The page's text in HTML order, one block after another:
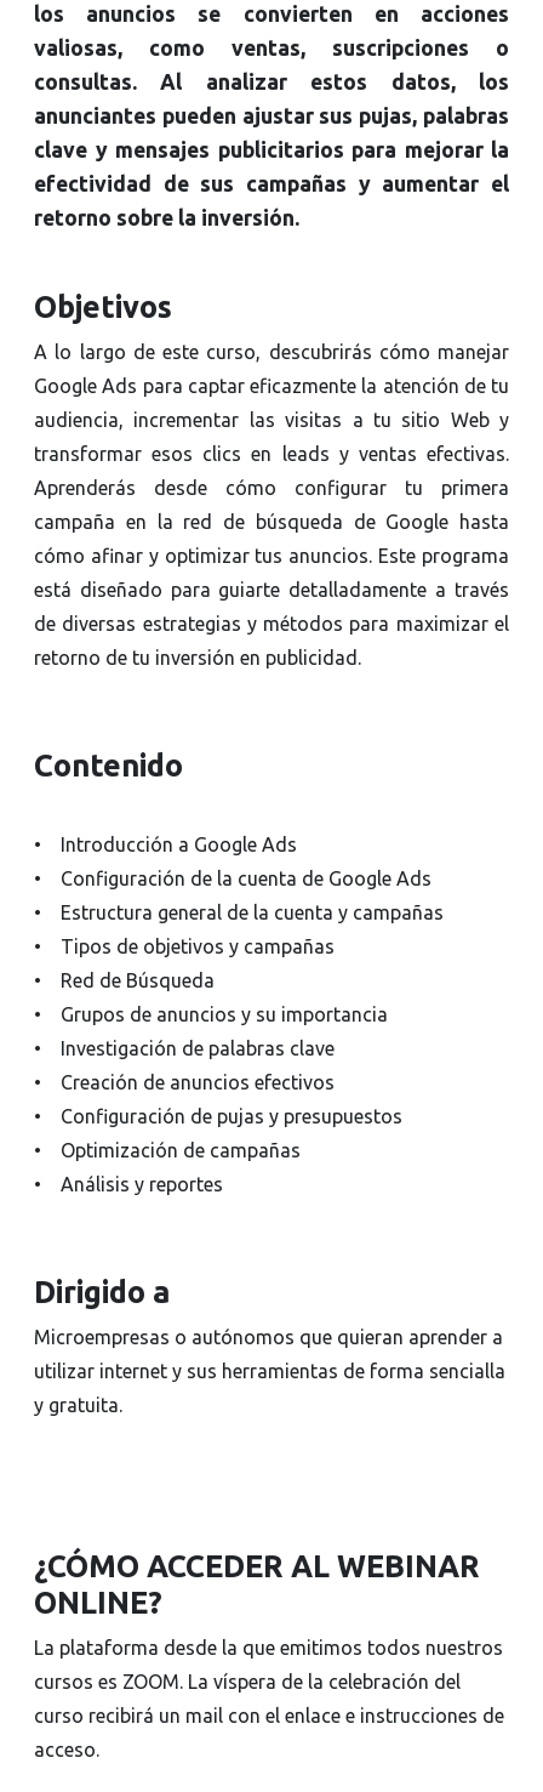
los anuncios se convierten en acciones
valiosas, como ventas, suscripciones o
consultas. Al analizar estos datos, los
anunciantes pueden ajustar sus pujas, palabras
clave y mensajes publicitarios para mejorar la
efectividad de sus campañas y aumentar el
retorno sobre la inversión.
Objetivos
A lo largo de este curso, descubrirás cómo manejar
Google Ads para captar eficazmente la atención de tu
audiencia, incrementar las visitas a tu sitio Web y
transformar esos clics en leads y ventas efectivas.
Aprenderás desde cómo configurar tu primera
campaña en la red de búsqueda de Google hasta
cómo afinar y optimizar tus anuncios. Este programa
está diseñado para guiarte detalladamente a través
de diversas estrategias y métodos para maximizar el
retorno de tu inversión en publicidad.
Contenido
• Introducción a Google Ads
• Configuración de la cuenta de Google Ads
• Estructura general de la cuenta y campañas
• Tipos de objetivos y campañas
• Red de Búsqueda
• Grupos de anuncios y su importancia
• Investigación de palabras clave
• Creación de anuncios efectivos
• Configuración de pujas y presupuestos
• Optimización de campañas
• Análisis y reportes
Dirigido a
Microempresas o autónomos que quieran aprender a
utilizar internet y sus herramientas de forma sencialla
y gratuita.
¿CÓMO ACCEDER AL WEBINAR
ONLINE?
La plataforma desde la que emitimos todos nuestros
cursos es ZOOM. La víspera de la celebración del
curso recibirá un mail con el enlace e instrucciones de
acceso.